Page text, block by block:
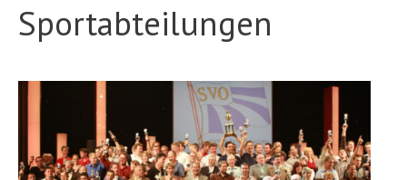
Sportabteilungen